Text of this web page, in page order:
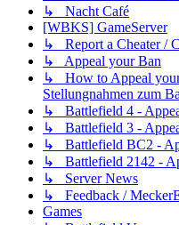
↳ Nacht Café
[WBKS] GameServer
↳ Report a Cheater /
↳ Appeal your Ban
↳ How to Appeal
Stellungnahmen zum
↳ Battlefield 4 -
↳ Battlefield 3 -
↳ Battlefield BC2 -
↳ Battlefield 2142 -
↳ Server News
↳ Feedback /
Games